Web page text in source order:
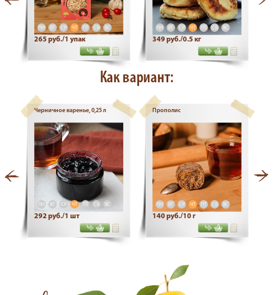
ПН ВТ СР ЧТ ПТ СБ ВС
265 руб./1 упак
ПН ВТ СР ЧТ ПТ СБ ВС
349 руб./0.5 кг
Как вариант:
Черничное варенье, 0,25 л
ПН ВТ СР ЧТ СБ ВС
292 руб./1 шт
Прополис
ПН ВТ СР ЧТ СБ ВС
140 руб./10 г